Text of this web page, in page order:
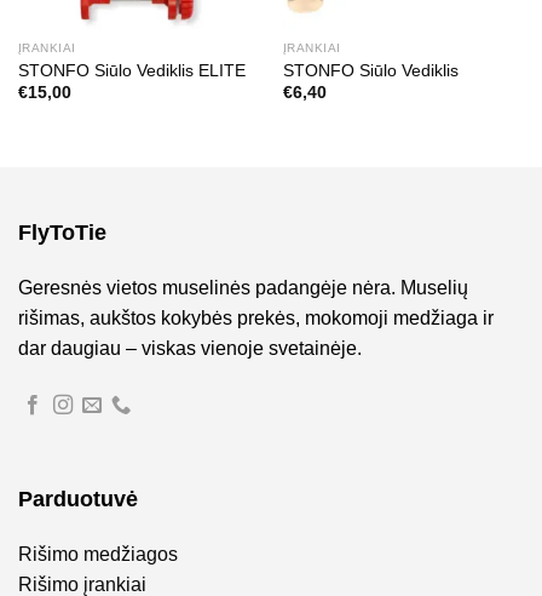
ĮRANKIAI
STONFO Siūlo Vediklis ELITE
€15,00
ĮRANKIAI
STONFO Siūlo Vediklis
€6,40
FlyToTie
Geresnės vietos muselinės padangėje nėra. Muselių
rišimas, aukštos kokybės prekės, mokomoji medžiaga ir
dar daugiau – viskas vienoje svetainėje.
Parduotuvė
Rišimo medžiagos
Rišimo įrankiai